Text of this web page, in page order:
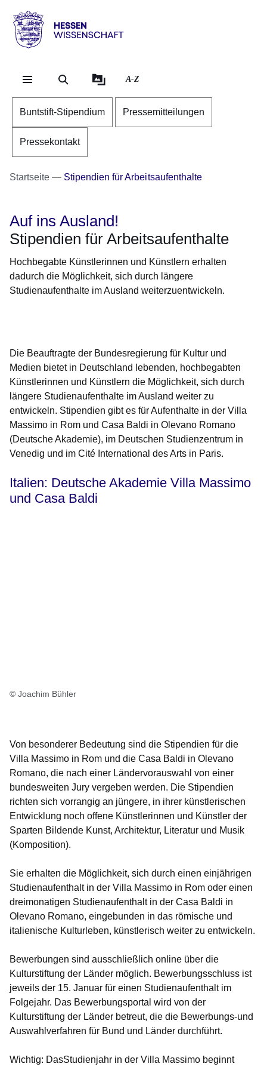
Hessen
Wissenschaft
A-Z
Buntstift-Stipendium Pressemitteilungen
Pressekontakt
Startseite Stipendien für Arbeitsaufenthalte
Auf ins Ausland!
Stipendien für Arbeitsaufenthalte
Hochbegabte Künstlerinnen und Künstlern erhalten
dadurch die Möglichkeit, sich durch längere
Studienaufenthalte im Ausland weiterzuentwickeln.
Die Beauftragte der Bundesregierung für Kultur und
Medien bietet in Deutschland lebenden, hochbegabten
Künstlerinnen und Künstlern die Möglichkeit, sich durch
längere Studienaufenthalte im Ausland weiter zu
entwickeln. Stipendien gibt es für Aufenthalte in der Villa
Massimo in Rom und Casa Baldi in Olevano Romano
(Deutsche Akademie), im Deutschen Studienzentrum in
Venedig und im Cité International des Arts in Paris.
Italien: Deutsche Akademie Villa Massimo
und Casa Baldi
© Joachim Bühler
Von besonderer Bedeutung sind die Stipendien für die
Villa Massimo in Rom und die Casa Baldi in Olevano
Romano, die nach einer Ländervorauswahl von einer
bundesweiten Jury vergeben werden. Die Stipendien
richten sich vorrangig an jüngere, in ihrer künstlerischen
Entwicklung noch offene Künstlerinnen und Künstler der
Sparten Bildende Kunst, Architektur, Literatur und Musik
(Komposition).
Sie erhalten die Möglichkeit, sich durch einen einjährigen
Studienaufenthalt in der Villa Massimo in Rom oder einen
dreimonatigen Studienaufenthalt in der Casa Baldi in
Olevano Romano, eingebunden in das römische und
italienische Kulturleben, künstlerisch weiter zu entwickeln.
Bewerbungen sind ausschließlich online über die
Kulturstiftung der Länder möglich. Bewerbungsschluss ist
jeweils der 15. Januar für einen Studienaufenthalt im
Folgejahr. Das Bewerbungsportal wird von der
Kulturstiftung der Länder betreut, die die Bewerbungs-und
Auswahlverfahren für Bund und Länder durchführt.
Wichtig: DasStudienjahr in der Villa Massimo beginnt